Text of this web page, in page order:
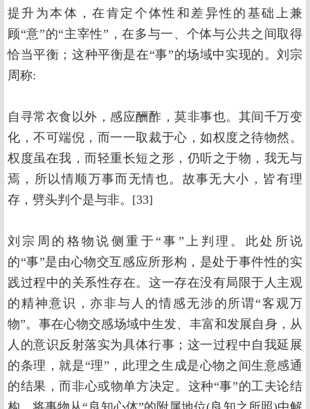
提升为本体，在肯定个体性和差异性的基础上兼
顾“意”的“主宰性”，在多与一、个体与公共之间取得
恰当平衡；这种平衡是在“事”的场域中实现的。刘宗
周称:
自寻常衣食以外，感应酬酢，莫非事也。其间千万变
化，不可端倪，而一一取裁于心，如权度之待物然。
权度虽在我，而轻重长短之形，仍听之于物，我无与
焉，所以情顺万事而无情也。故事无大小，皆有理
存，劈头判个是与非。[33]
刘宗周的格物说侧重于“事”上判理。此处所说
的“事”是由心物交互感应所形构，是处于事件性的实
践过程中的关系性存在。这一存在没有局限于人主观
的精神意识，亦非与人的情感无涉的所谓“客观万
物”。事在心物交感场域中生发、丰富和发展自身，从
人的意识反射落实为具体行事；这一过程中自我延展
的条理，就是“理”，此理之生成是心物之间生意感通
的结果，而非心或物单方决定。这种“事”的工夫论结